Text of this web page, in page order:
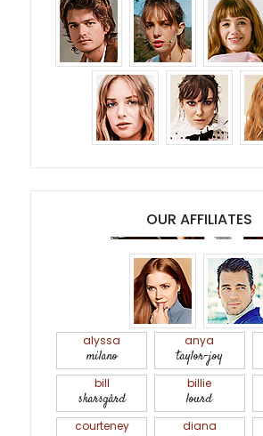
OUR AFFILIATES
alyssa
milano
anya
taylor-joy
bill
skarsgård
billie
lourd
courteney diana